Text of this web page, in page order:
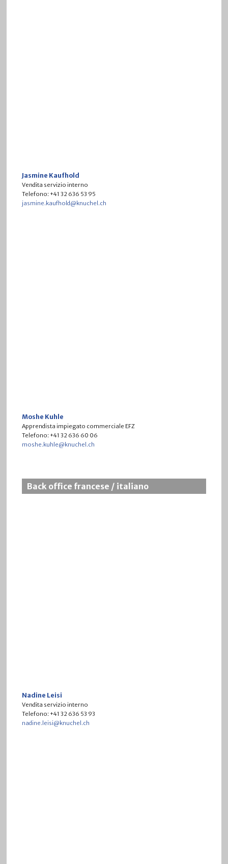
Jasmine Kaufhold
Vendita servizio interno
Telefono: +41 32 636 53 95
jasmine.kaufhold@knuchel.ch
Moshe Kuhle
Apprendista impiegato commerciale EFZ
Telefono: +41 32 636 60 06
moshe.kuhle@knuchel.ch
Back office francese / italiano
Nadine Leisi
Vendita servizio interno
Telefono: +41 32 636 53 93
nadine.leisi@knuchel.ch